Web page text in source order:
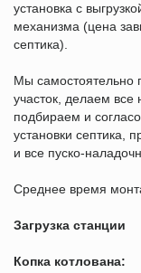
установка с
механизма (цена
септика).
Мы самостоятельно
участок, делаем
подбираем и
установки септика,
и все пуско-
Среднее время
Загрузка станции
Копка котлована: